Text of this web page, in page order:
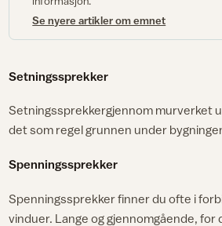
Se nyere artikler om emnet
Setningssprekker
Setningssprekkergjennom murverket
det som regel grunnen under
Spenningssprekker
Spenningssprekker finner du ofte i
vinduer. Lange og gjennomgående,